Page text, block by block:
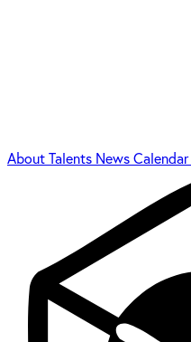
AboutTalents NewsCalendar